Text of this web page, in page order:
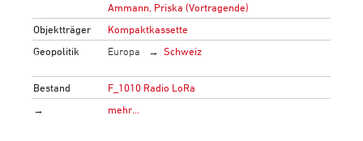
Ammann, Priska (Vortragende)
Objektträger
Kompaktkassette
Geopolitik
Europa Schweiz
Bestand
F_1010 Radio LoRa
→
mehr…